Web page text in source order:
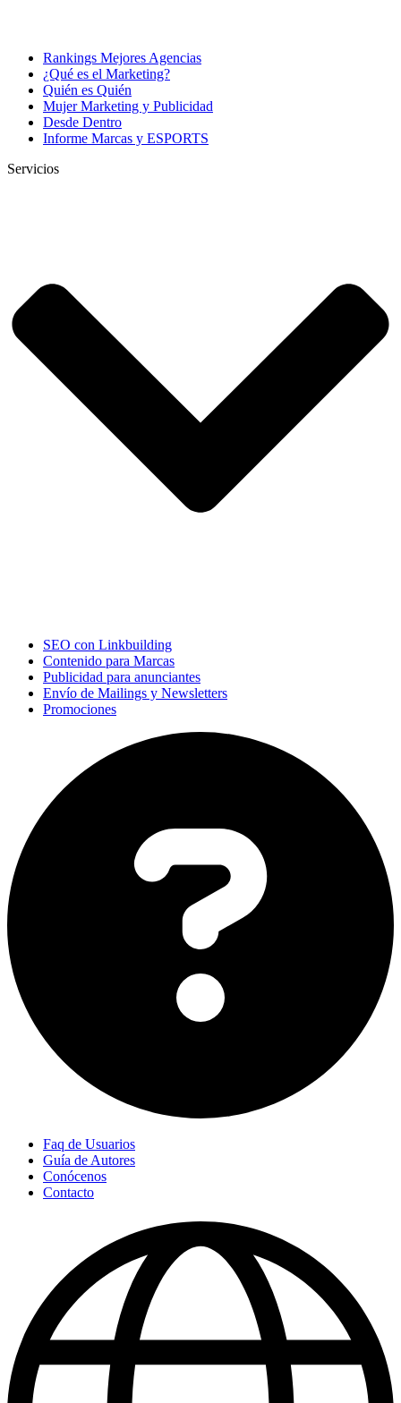
Rankings Mejores Agencias
¿Qué es el Marketing?
Quién es Quién
Mujer Marketing y Publicidad
Desde Dentro
Informe Marcas y ESPORTS
Servicios
SEO con Linkbuilding
Contenido para Marcas
Publicidad para anunciantes
Envío de Mailings y Newsletters
Promociones
Faq de Usuarios
Guía de Autores
Conócenos
Contacto